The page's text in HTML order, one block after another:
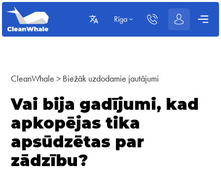
Rīga
CleanWhale > Biežāk uzdodamie jautājumi
Vai bija gadījumi, kad
apkopējas tika
apsūdzētas par
zādzību?